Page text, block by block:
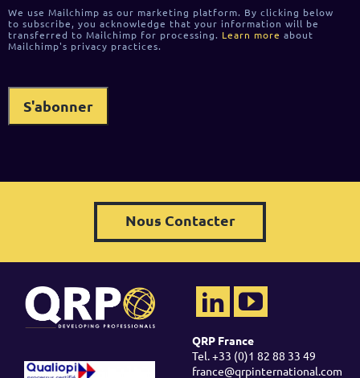
We use Mailchimp as our marketing platform. By clicking below
to subscribe, you acknowledge that your information will be
transferred to Mailchimp for processing. Learn more about
Mailchimp's privacy practices.
Nous Contacter
QRP France
Tel. +33 (0)1 82 88 33 49
france@qrpinternational.com